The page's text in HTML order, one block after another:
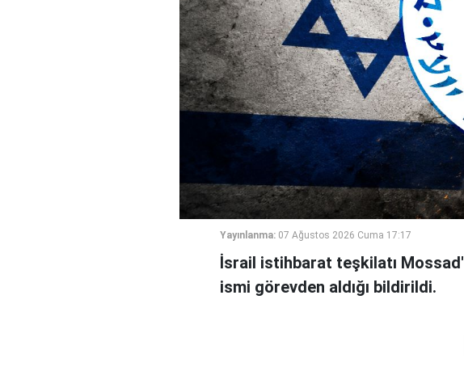
Yayınlanma: 07 Ağustos 2026 Cuma 17:17
İsrail istihbarat teşkilatı
ismi görevden aldığı bildirildi.